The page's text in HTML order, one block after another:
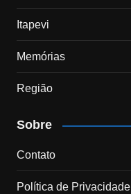
Itapevi
Memórias
Região
Sobre
Contato
Política de Privacidade